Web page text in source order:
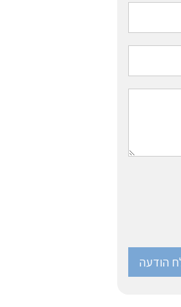
הודעה